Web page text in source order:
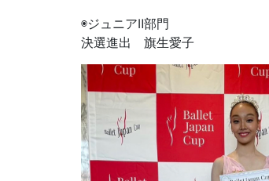
◉ジュニアⅡ部門
決選進出 旗生愛子